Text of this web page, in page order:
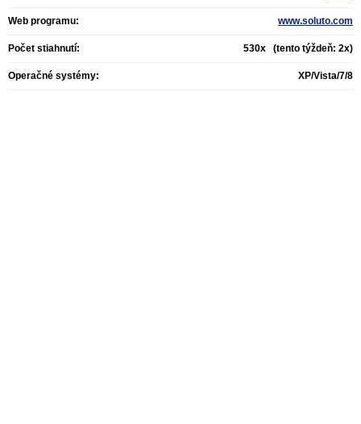
Web programu: www.soluto.com
Počet stiahnutí: 530x (tento týždeň: 2x)
Operačné systémy: XP/Vista/7/8